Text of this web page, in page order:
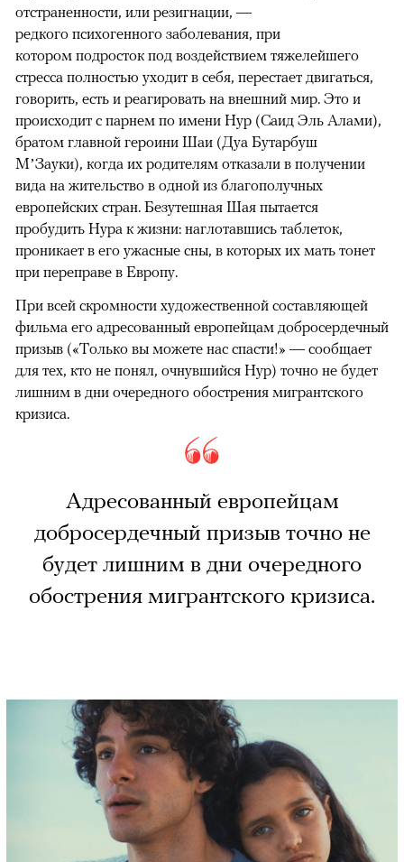
отстраненности, или резигнации, —
редкого психогенного заболевания, при
котором подросток под воздействием тяжелейшего
стресса полностью уходит в себя, перестает двигаться,
говорить, есть и реагировать на внешний мир. Это и
происходит с парнем по имени Нур (Саид Эль Алами),
братом главной героини Шаи (Дуа Бутарбуш
М’Зауки), когда их родителям отказали в получении
вида на жительство в одной из благополучных
европейских стран. Безутешная Шая пытается
пробудить Нура к жизни: наглотавшись таблеток,
проникает в его ужасные сны, в которых их мать тонет
при переправе в Европу.
При всей скромности художественной составляющей
фильма его адресованный европейцам добросердечный
призыв («Только вы можете нас спасти!» — сообщает
для тех, кто не понял, очнувшийся Нур) точно не будет
лишним в дни очередного обострения мигрантского
кризиса.
Адресованный европейцам
добросердечный призыв точно не
будет лишним в дни очередного
обострения мигрантского кризиса.